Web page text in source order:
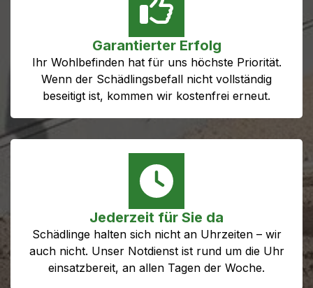
Garantierter Erfolg
Ihr Wohlbefinden hat für uns höchste Priorität.
Wenn der Schädlingsbefall nicht vollständig
beseitigt ist, kommen wir kostenfrei erneut.
Jederzeit für Sie da
Schädlinge halten sich nicht an Uhrzeiten – wir
auch nicht. Unser Notdienst ist rund um die Uhr
einsatzbereit, an allen Tagen der Woche.